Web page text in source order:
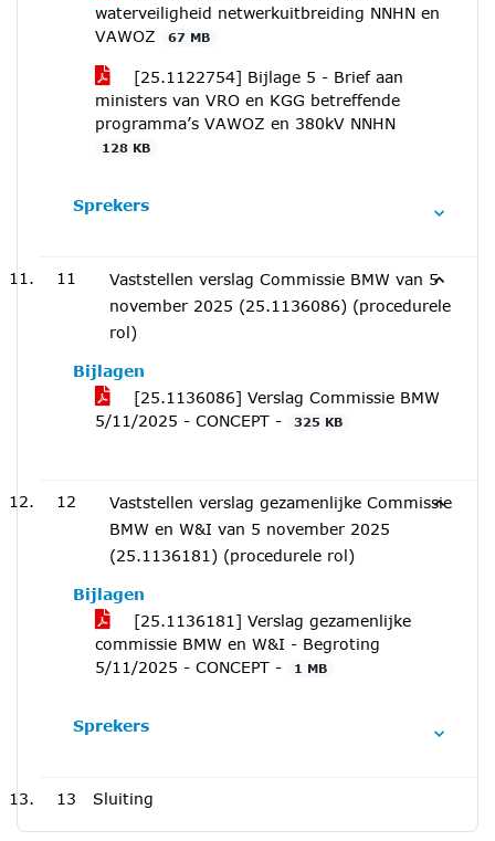
waterveiligheid netwerkuitbreiding NNHN en
VAWOZ
67 MB
[25.1122754] Bijlage 5 - Brief aan
ministers van VRO en KGG betreffende
programma’s VAWOZ en 380kV NNHN
128 KB
Sprekers
11
Vaststellen verslag Commissie BMW van 5
november 2025 (25.1136086) (procedurele
rol)
Bijlagen
[25.1136086] Verslag Commissie BMW
5/11/2025 - CONCEPT -
325 KB
12
Vaststellen verslag gezamenlijke Commissie
BMW en W&I van 5 november 2025
(25.1136181) (procedurele rol)
Bijlagen
[25.1136181] Verslag gezamenlijke
commissie BMW en W&I - Begroting
5/11/2025 - CONCEPT -
1 MB
Sprekers
13 Sluiting